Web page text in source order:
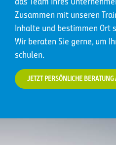
Zusammen mit unseren
Inhalte und bestimmen Ort
Wir beraten Sie gerne, um
schulen.
JETZT PERSÖNLICHE